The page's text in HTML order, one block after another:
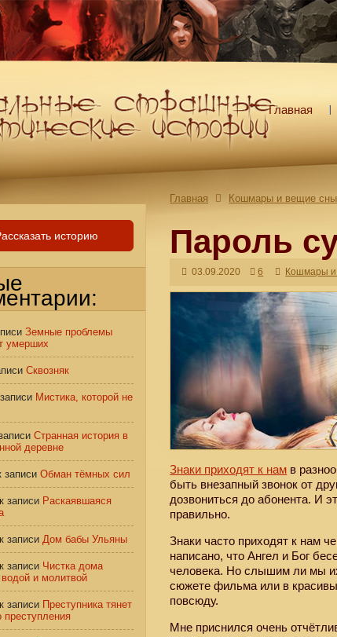
Главная
Главная Кошмары и вещие сны
Пароль
03.09.2020 6 Кошмары
Знаки приходят к нам в
быть внезапный звонок от
дозвониться до абонента. И
правильно.
Знаки часто приходят к нам
написано, что Ангел и Бог
человека. Но слышим ли мы
сюжете фильма или в
повсюду.
Мне приснился очень
историю
Земные проблемы
умерших
Сквозняк
Мистика, которой не
Странная история в
деревне
записи Обман тёмных сил
к записи Раскаявшаяся
к записи Дом бабы Ульяны
к записи Чистка дома
и молитвой
к записи Преступника тянет
преступления